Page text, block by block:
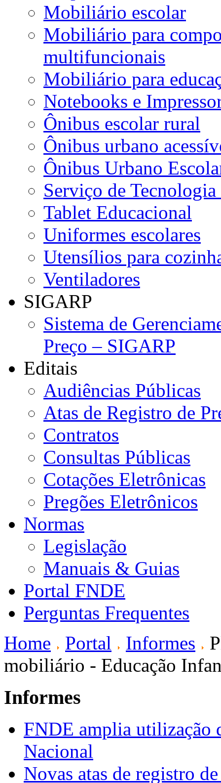
Mobiliário escolar
Mobiliário para
multifuncionais
Mobiliário para
Notebooks e
Ônibus escolar rural
Ônibus urbano
Ônibus Urbano
Serviço de
Tablet Educacional
Uniformes escolares
Utensílios para
Ventiladores
SIGARP
Sistema de
Preço – SIGARP
Editais
Audiências Públicas
Atas de Registro de
Contratos
Consultas Públicas
Cotações Eletrônicas
Pregões Eletrônicos
Normas
Legislação
Manuais & Guias
Portal FNDE
Perguntas Frequentes
Home
Portal Informes
mobiliário - Educação
Informes
FNDE amplia utilização
Nacional
Novas atas de registro